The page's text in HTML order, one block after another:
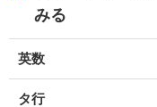
みる
英数
タ行